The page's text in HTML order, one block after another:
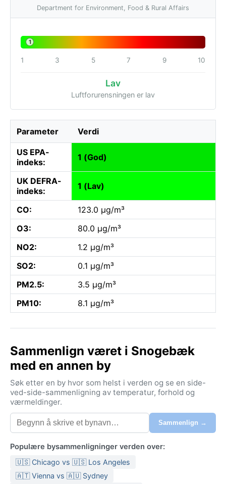
Department for Environment, Food & Rural Affairs
1
1 3 5 7 9 10
Lav
Luftforurensningen er lav
Parameter Verdi
US EPA-
indeks:
1 (God)
UK DEFRA-
indeks:
1 (Lav)
CO:
123.0 µg/m³
O3:
80.0 µg/m³
NO2:
1.2 µg/m³
SO2:
0.1 µg/m³
PM2.5:
3.5 µg/m³
PM10:
8.1 µg/m³
Sammenlign været i Snogebæk
med en annen by
Søk etter en by hvor som helst i verden og se en side-
ved-side-sammenligning av temperatur, forhold og
værmeldinger.
Sammenlign →
Populære bysammenligninger verden over:
🇺🇸 Chicago vs 🇺🇸 Los Angeles
🇦🇹 Vienna vs 🇦🇺 Sydney